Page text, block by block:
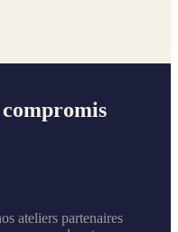
compromis
ateliers partenaires